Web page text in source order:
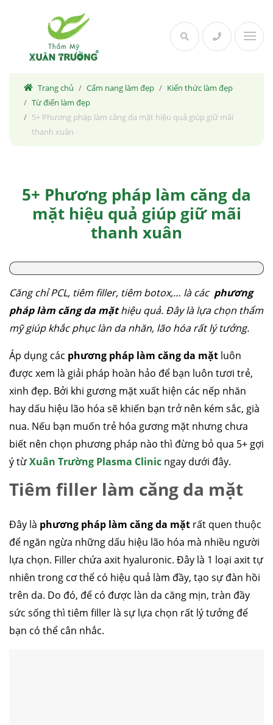
Trang chủ Cẩm nang làm đẹp
Kiến thức làm đẹp
Từ điển làm đẹp
5+ Phương pháp làm căng da mặt hiệu quả giúp giữ mãi
thanh xuân
5+ Phương pháp làm căng da
mặt hiệu quả giúp giữ mãi
thanh xuân
Căng chỉ PCL, tiêm filler, tiêm botox,… là các phương
pháp làm căng da mặthiệu quả. Đây là lựa chọn thẩm
mỹ giúp khắc phục làn da nhăn, lão hóa rất lý tưởng.
Áp dụng các phương pháp làm căng da mặt luôn
được xem là giải pháp hoàn hảo để bạn luôn tươi trẻ,
xinh đẹp. Bởi khi gương mặt xuất hiện các nếp nhăn
hay dấu hiệu lão hóa sẽ khiến bạn trở nên kém sắc, già
nua. Nếu bạn muốn trẻ hóa gương mặt nhưng chưa
biết nên chọn phương pháp nào thì đừng bỏ qua 5+ gợi
ý từXuân Trường Plasma Clinic ngay dưới đây.
Tiêm filler làm căng da mặt
Đây là phương pháp làm căng da mặt rất quen thuộc
để ngăn ngừa những dấu hiệu lão hóa mà nhiều người
lựa chọn. Filler chứa axit hyaluronic. Đây là 1 loại axit tự
nhiên trong cơ thể có hiệu quả làm đầy, tạo sự đàn hồi
trên da. Do đó, để có được làn da căng mịn, tràn đầy
sức sống thì tiêm filler là sự lựa chọn rất lý tưởng để
bạn có thể cân nhắc.